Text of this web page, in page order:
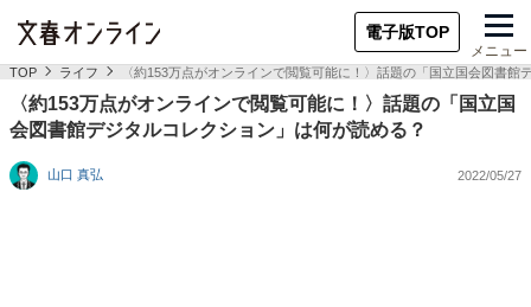
電子版TOP
メニュー
TOP ライフ 〈約153万点がオンラインで閲覧可能に！〉話題の「国立国会図書館
〈約153万点がオンラインで閲覧可能に！〉話題の「国立国
会図書館デジタルコレクション」は何が読める？
山口 真弘 2022/05/27